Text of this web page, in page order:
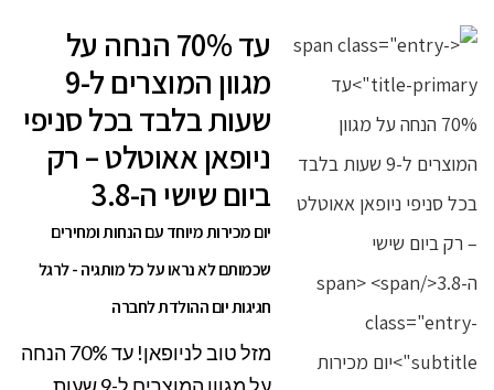
עד 70% הנחה על
מגוון המוצרים ל-9
שעות בלבד בכל סניפי
ניופאן אאוטלט – רק
ביום שישי ה-3.8
יום מכירות מיוחד עם הנחות ומחירים
שכמותם לא נראו על כל מותגיה - לרגל
חגיגות יום ההולדת לחברה
מזל טוב לניופאן! עד 70% הנחה